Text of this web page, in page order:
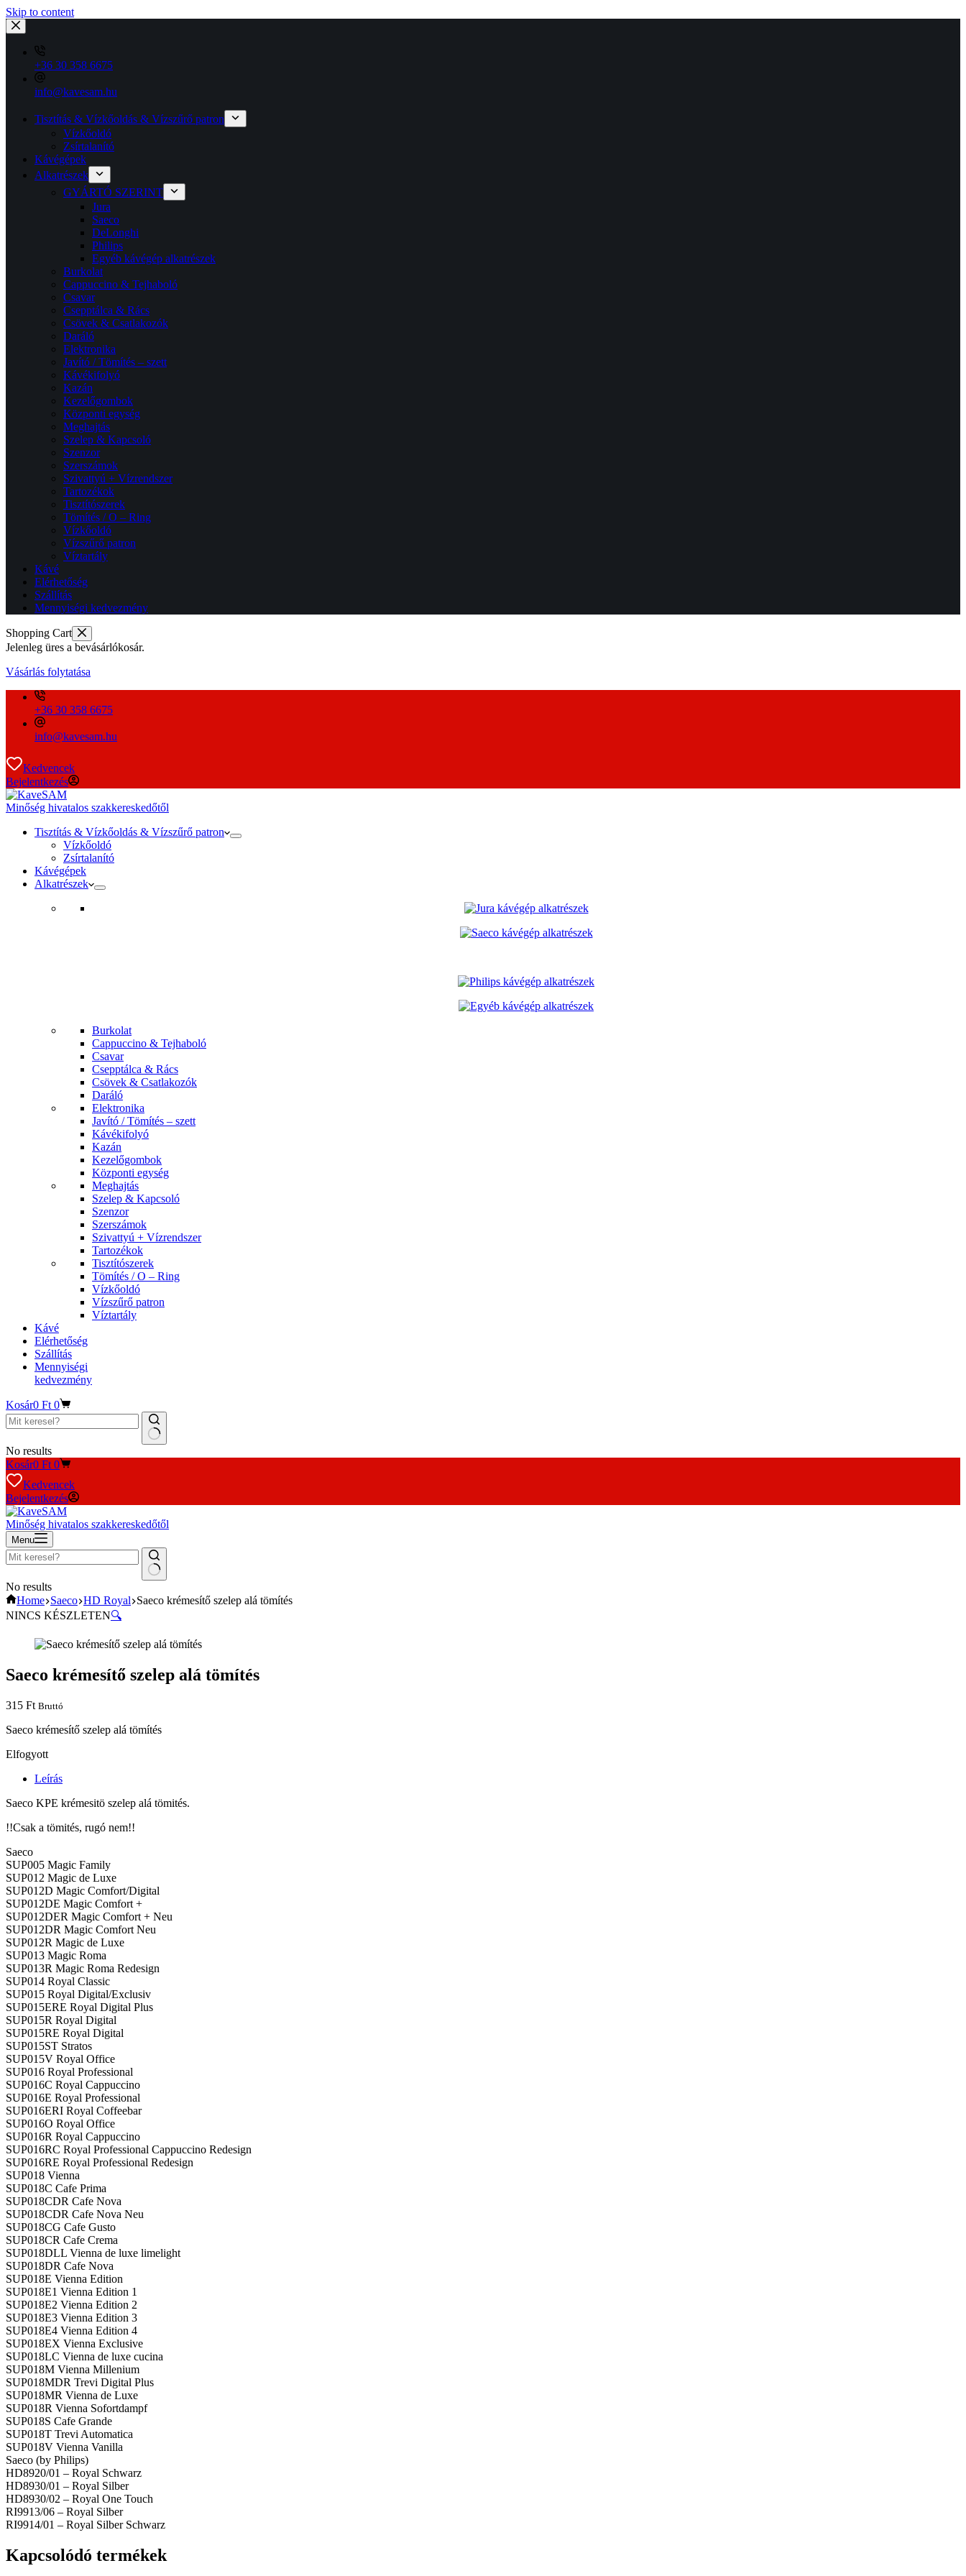
Skip to content
+36 30 358 6675
info@kavesam.hu
Tisztítás & Vízkőoldás & Vízszűrő patron
Vízkőoldó
Zsírtalanító
Kávégépek
Alkatrészek
GYÁRTÓ SZERINT
Jura
Saeco
DeLonghi
Philips
Egyéb kávégép alkatrészek
Burkolat
Cappuccino & Tejhaboló
Csavar
Csepptálca & Rács
Csövek & Csatlakozók
Daráló
Elektronika
Javító / Tömítés – szett
Kávékifolyó
Kazán
Kezelőgombok
Központi egység
Meghajtás
Szelep & Kapcsoló
Szenzor
Szerszámok
Szivattyú + Vízrendszer
Tartozékok
Tisztítószerek
Tömítés / O – Ring
Vízkőoldó
Vízszűrő patron
Víztartály
Kávé
Elérhetőség
Szállítás
Mennyiségi kedvezmény
Shopping Cart
Jelenleg üres a bevásárlókosár.
Vásárlás folytatása
+36 30 358 6675
info@kavesam.hu
Kedvencek
Bejelentkezés
Minőség hivatalos szakkereskedőtől
Tisztítás & Vízkőoldás & Vízszűrő patron
Vízkőoldó
Zsírtalanító
Kávégépek
Alkatrészek
Burkolat
Cappuccino & Tejhaboló
Csavar
Csepptálca & Rács
Csövek & Csatlakozók
Daráló
Elektronika
Javító / Tömítés – szett
Kávékifolyó
Kazán
Kezelőgombok
Központi egység
Meghajtás
Szelep & Kapcsoló
Szenzor
Szerszámok
Szivattyú + Vízrendszer
Tartozékok
Tisztítószerek
Tömítés / O – Ring
Vízkőoldó
Vízszűrő patron
Víztartály
Kávé
Elérhetőség
Szállítás
Mennyiségi
kedvezmény
Kosár0 Ft 0
No results
Kosár0 Ft 0
Kedvencek
Bejelentkezés
Minőség hivatalos szakkereskedőtől
Menu
No results
Home Saeco HD Royal Saeco krémesítő szelep alá tömítés
NINCS KÉSZLETEN🔍
Saeco krémesítő szelep alá tömítés
315 Ft Bruttó
Saeco krémesítő szelep alá tömítés
Elfogyott
Leírás
Saeco KPE krémesitö szelep alá tömités.
!!Csak a tömités, rugó nem!!
Saeco
SUP005 Magic Family
SUP012 Magic de Luxe
SUP012D Magic Comfort/Digital
SUP012DE Magic Comfort +
SUP012DER Magic Comfort + Neu
SUP012DR Magic Comfort Neu
SUP012R Magic de Luxe
SUP013 Magic Roma
SUP013R Magic Roma Redesign
SUP014 Royal Classic
SUP015 Royal Digital/Exclusiv
SUP015ERE Royal Digital Plus
SUP015R Royal Digital
SUP015RE Royal Digital
SUP015ST Stratos
SUP015V Royal Office
SUP016 Royal Professional
SUP016C Royal Cappuccino
SUP016E Royal Professional
SUP016ERI Royal Coffeebar
SUP016O Royal Office
SUP016R Royal Cappuccino
SUP016RC Royal Professional Cappuccino Redesign
SUP016RE Royal Professional Redesign
SUP018 Vienna
SUP018C Cafe Prima
SUP018CDR Cafe Nova
SUP018CDR Cafe Nova Neu
SUP018CG Cafe Gusto
SUP018CR Cafe Crema
SUP018DLL Vienna de luxe limelight
SUP018DR Cafe Nova
SUP018E Vienna Edition
SUP018E1 Vienna Edition 1
SUP018E2 Vienna Edition 2
SUP018E3 Vienna Edition 3
SUP018E4 Vienna Edition 4
SUP018EX Vienna Exclusive
SUP018LC Vienna de luxe cucina
SUP018M Vienna Millenium
SUP018MDR Trevi Digital Plus
SUP018MR Vienna de Luxe
SUP018R Vienna Sofortdampf
SUP018S Cafe Grande
SUP018T Trevi Automatica
SUP018V Vienna Vanilla
Saeco (by Philips)
HD8920/01 – Royal Schwarz
HD8930/01 – Royal Silber
HD8930/02 – Royal One Touch
RI9913/06 – Royal Silber
RI9914/01 – Royal Silber Schwarz
Kapcsolódó termékek